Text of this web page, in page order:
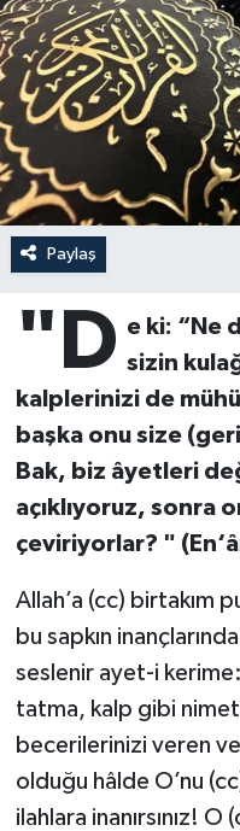
Paylaş
"D e ki: “Ne
sizin
kalplerinizi de
başka onu size
Bak, biz âyetleri
açıklıyoruz, sonra
çeviriyorlar? "
Allah’a (cc) birtakım
bu sapkın
seslenir ayet-i
tatma, kalp gibi
becerilerinizi veren
olduğu hâlde O’nu
ilahlara inanırsınız!
Ardahan
Artvin Müftülüğü
Aydın Müftülüğü
Balıkesir
Batman Müftülüğü
Bayburt
Bilecik Müftülüğü
Bingöl Müftülüğü
Bitlis Müftülüğü
Burdur Müftülüğü
Bursa Müftülüğü
Kudüs
Kurban
Mukabele
Peygamberimizin
Sahabeler
Zekat
Hutbeler
DİYANET
DİYANET
DİYANET
Dünya
Eğitim
Kültür-Sanat
Aile
Sağlık
Ekonomi
Duyurular